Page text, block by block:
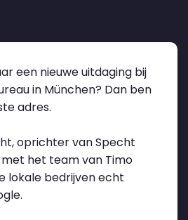
een nieuwe uitdaging bij
in München? Dan ben
adres.
oprichter van Specht
het team van Timo
lokale bedrijven echt